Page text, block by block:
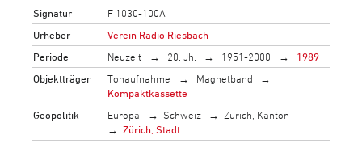
Signatur
F 1030-100A
Urheber
Verein Radio Riesbach
Periode
Neuzeit 20. Jh. 1951-2000
1989
Objektträger
Tonaufnahme
Magnetband
Kompaktkassette
Geopolitik
Europa Schweiz
Zürich, Kanton
Zürich, Stadt